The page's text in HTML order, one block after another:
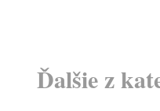
Ďalšie z